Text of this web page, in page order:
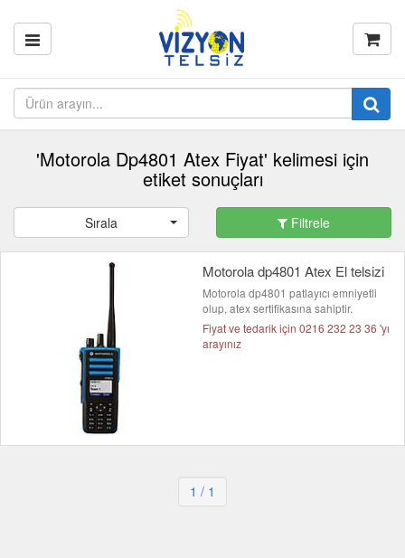
'Motorola Dp4801 Atex Fiyat' kelimesi için
etiket sonuçları
Sırala Filtrele
Motorola dp4801 Atex El telsizi
Motorola dp4801 patlayıcı emniyetli
olup, atex sertifikasına sahiptir.
Fiyat ve tedarik için 0216 232 23 36 'yı
arayınız
1 / 1